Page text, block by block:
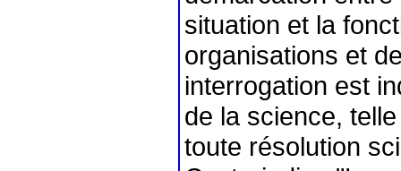
situation et la
organisations et
interrogation est
de la science,
toute résolution